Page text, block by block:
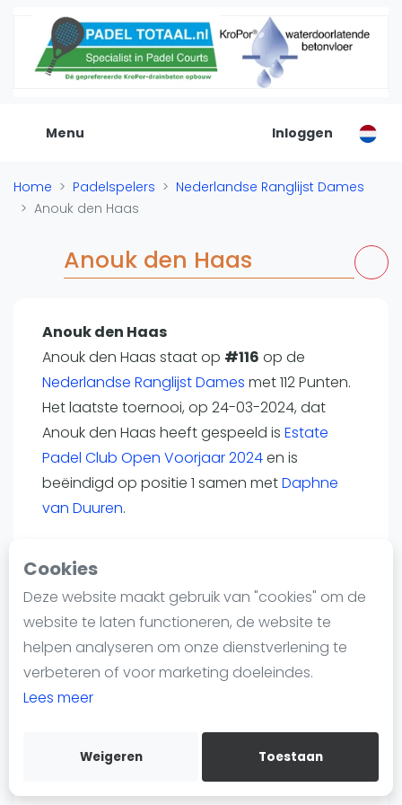
Cookies
Deze website maakt gebruik van "cookies" om de
website te laten functioneren, de website te
helpen analyseren om onze dienstverlening te
verbeteren of voor marketing doeleindes.
Lees meer
Weigeren Toestaan
Menu
De Padel Gids
Alle padel locaties
Organisatie
Banenbouwers
Overige categorien
Padelscholen
Laatste updates
Padel
Forum
Nieuws
Blog artikelen
Vragen over padel
Padelgear
Informatie
Over ons
Contact
Adverteren
Insights
WhatsApp
Join WhatsApp Community
Inloggen
Home Padelspelers
Nederlandse Ranglijst Dames
Anouk den Haas
Anouk den Haas
Anouk den Haas
Anouk den Haas staat op #116 op de
Nederlandse Ranglijst Dames met 112 Punten.
Het laatste toernooi, op 24-03-2024, dat
Anouk den Haas heeft gespeeld is Estate
Padel Club Open Voorjaar 2024en is
beëindigd op positie 1 samen metDaphne
van Duuren.
Land
Nederland
Nummer
37520423